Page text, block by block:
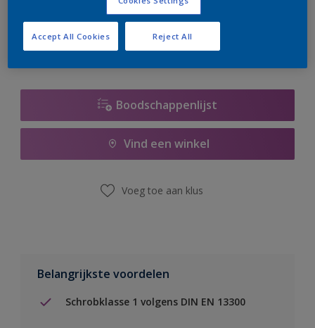
er hard aan om de voorraad aan te vullen.
Boodschappenlijst
Vind een winkel
Voeg toe aan klus
Belangrijkste voordelen
Schrobklasse 1 volgens DIN EN 13300
Reject All
Accept All Cookies